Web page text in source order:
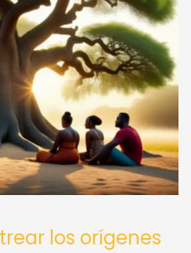
los orígenes